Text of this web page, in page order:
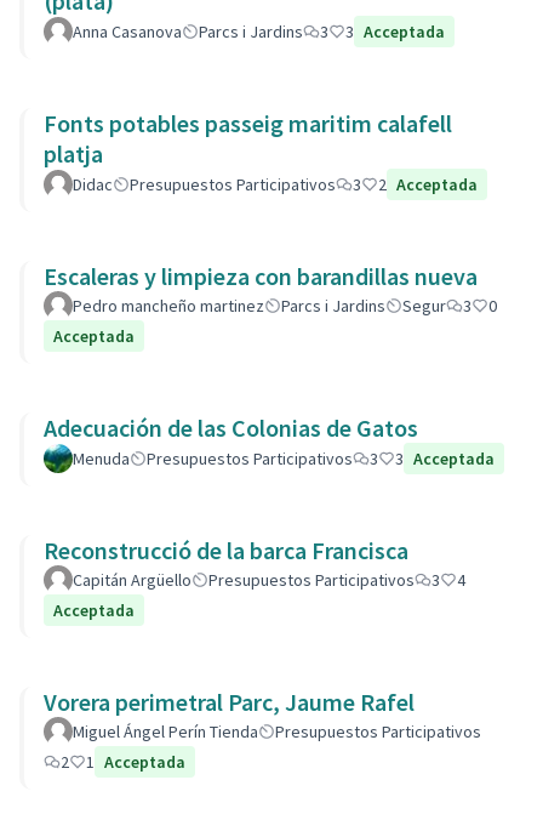
Anna Casanova Parcs i Jardins 3 3 Acceptada
Fonts potables passeig maritim calafell
platja
Didac Presupuestos Participativos 3 2 Acceptada
Escaleras y limpieza con barandillas nueva
Pedro mancheño martinez Parcs i Jardins Segur 3
0
Acceptada
Adecuación de las Colonias de Gatos
Menuda Presupuestos Participativos 3 3 Acceptada
Reconstrucció de la barca Francisca
Capitán Argüello Presupuestos Participativos 3
4
Acceptada
Vorera perimetral Parc, Jaume Rafel
Miguel Ángel Perín Tienda
Presupuestos Participativos
2
1 Acceptada